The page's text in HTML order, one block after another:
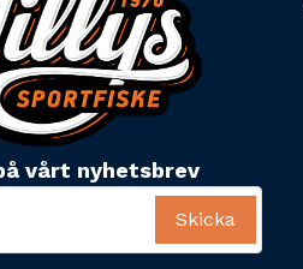
vårt nyhetsbrev
Skicka